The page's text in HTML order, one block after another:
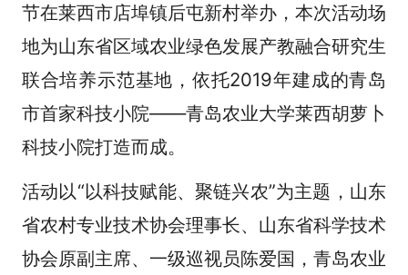
节在莱西市店埠镇后屯新村举办，本次活动场
地为山东省区域农业绿色发展产教融合研究生
联合培养示范基地，依托2019年建成的青岛
市首家科技小院——青岛农业大学莱西胡萝卜
科技小院打造而成。
活动以“以科技赋能、聚链兴农”为主题，山东
省农村专业技术协会理事长、山东省科学技术
协会原副主席、一级巡视员陈爱国，青岛农业